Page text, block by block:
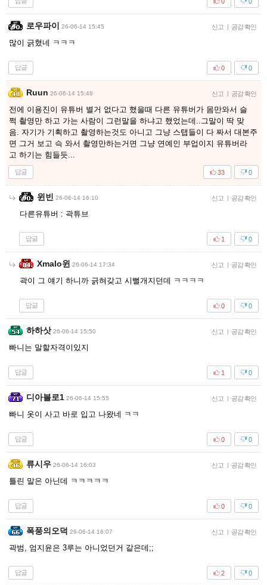
로우파이 26-06-14 15:45 신고 | 공감 확인
많이 긁혔네 ㅋㅋㅋ
답글 0
0
Ruun 26-06-14 15:48 신고 | 공감 확인
전에 이용진이 유튜버 별거 없다고 했을때 다른 유튜버가 몸만와서 슬
쩍 촬영만 하고 가는 사람이 그런말을 하냐고 했었는데..그말이 딱 맞
음. 자기가 기획하고 촬영하는것도 아니고 그냥 스탭들이 다 짜서 대본주
면 그거 보고 슥 와서 촬영만하는거면 그냥 연예인 부업이지 유튜버라
고 하기는 힘들듯...
답글 0
33
윈빈 26-06-14 16:10 신고 | 공감 확인
다른유튜버 : 곽튜브
답글 0
1
Xmalo윈 26-06-14 17:34 신고 | 공감 확인
곽이 그 얘기 하니까 긁혀갖고 시뻘개지던데 ㅋㅋㅋㅋ
답글 0
0
하하삿 26-06-14 15:50 신고 | 공감 확인
빠니는 말할자격이있지
답글 0
1
디아블로1 26-06-14 15:55 신고 | 공감 확인
빠니 옷이 사고 바로 입고 나왔네 ㅋㅋ
답글 0
0
류시우 26-06-14 16:03 신고 | 공감 확인
틀린 말은 아닌데 ㅋㅋㅋㅋㅋ
답글 0
0
폭풍의오덕 26-06-14 16:07 신고 | 공감 확인
곽범, 엄지윤은 3루는 아니었던거 같은데;;
답글 0
2